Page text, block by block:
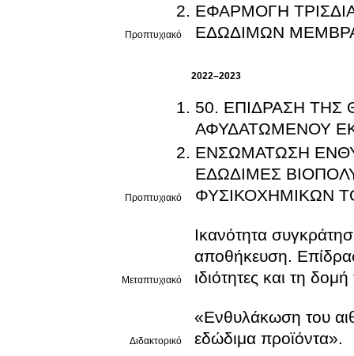
Προπτυχιακό
ΕΦΑΡΜΟΓΗ
ΕΔΩΔΙΜΩΝ
2022–2023
Προπτυχιακό
50. ΕΠΙΔΡΑΣΗ ΤΗΣ
ΑΦΥΔΑΤΩΜΕΝΟΥ
ΕΝΣΩΜΑΤΩΣΗ
ΕΔΩΔΙΜΕΣ
ΦΥΣΙΚΟΧΗΜΙΚΩΝ
Μεταπτυχιακό
Ικανότητα
αποθήκευση.
ιδιότητες και τη δομή
Διδακτορικό
«Ενθυλάκωση του
εδώδιμα προϊόντα».